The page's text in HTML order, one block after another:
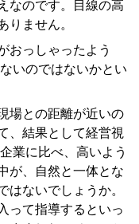
なのです。目線の高
りません。
おっしゃったよう
いのではないかとい
場との距離が近いの
、結果として経営視
業に比べ、高いよう
が、自然と一体とな
はないでしょうか。
って指導するといっ